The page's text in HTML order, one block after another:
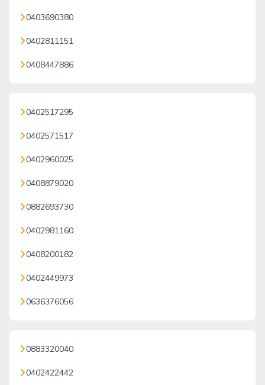
0403690380
0402811151
0408447886
0402517295
0402571517
0402960025
0408879020
0882693730
0402981160
0408200182
0402449973
0636376056
0883320040
0402422442